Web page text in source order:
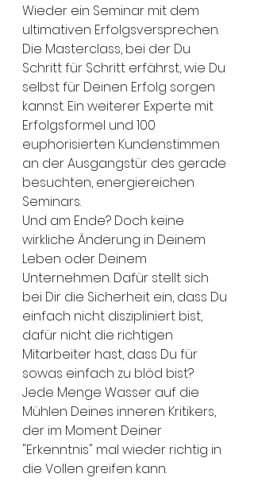
Wieder ein Seminar mit dem
ultimativen Erfolgsversprechen.
Die Masterclass, bei der Du
Schritt für Schritt erfährst, wie Du
selbst für Deinen Erfolg sorgen
kannst. Ein weiterer Experte mit
Erfolgsformel und 100
euphorisierten Kundenstimmen
an der Ausgangstür des gerade
besuchten, energiereichen
Seminars.
Und am Ende? Doch keine
wirkliche Änderung in Deinem
Leben oder Deinem
Unternehmen. Dafür stellt sich
bei Dir die Sicherheit ein, dass Du
einfach nicht diszipliniert bist,
dafür nicht die richtigen
Mitarbeiter hast, dass Du für
sowas einfach zu blöd bist?
Jede Menge Wasser auf die
Mühlen Deines inneren Kritikers,
der im Moment Deiner
"Erkenntnis" mal wieder richtig in
die Vollen greifen kann.